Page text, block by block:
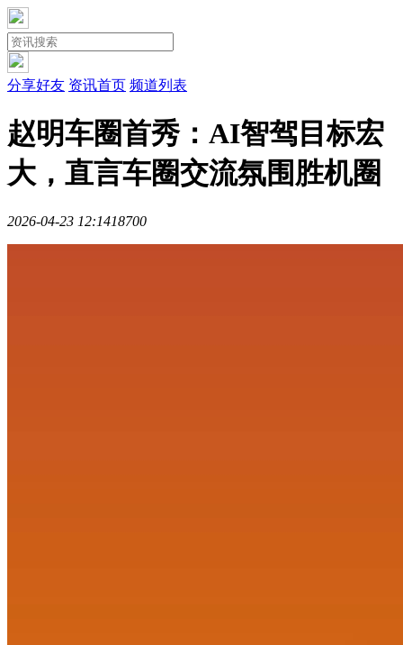
分享好友 资讯首页 频道列表
赵明车圈首秀：AI智驾目标宏
大，直言车圈交流氛围胜机圈
2026-04-23 12:1418700